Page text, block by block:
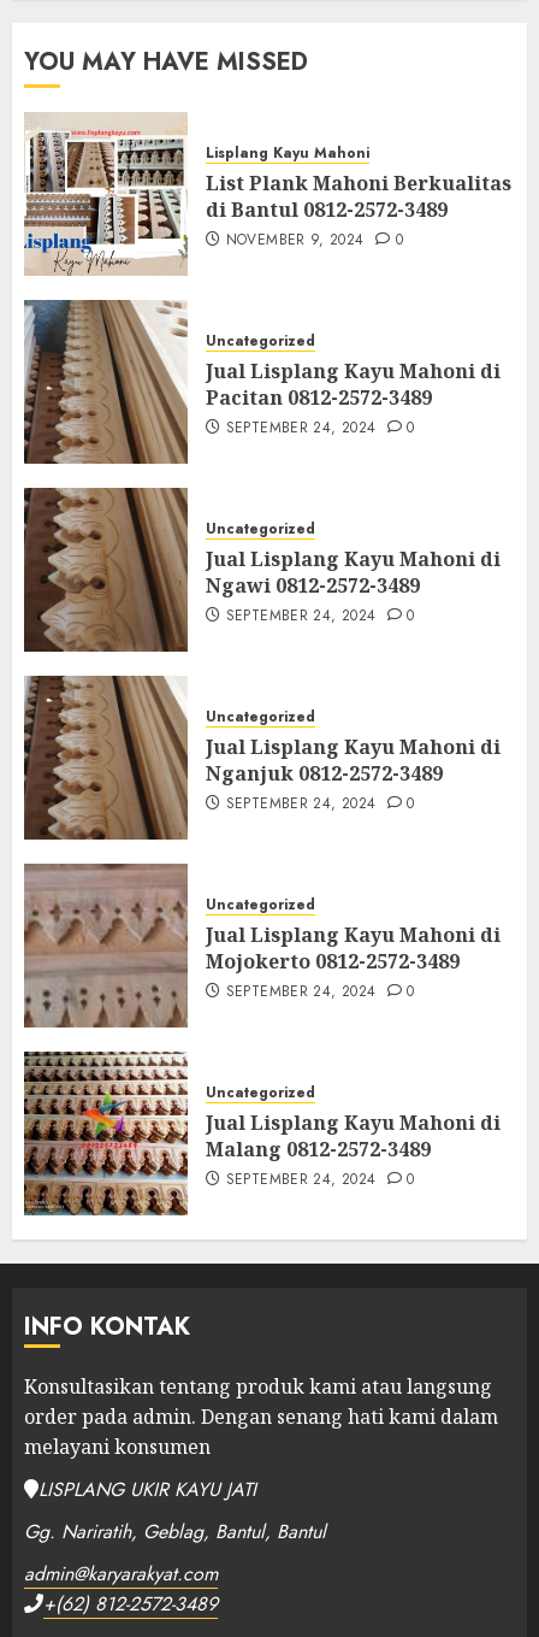
YOU MAY HAVE MISSED
Lisplang Kayu Mahoni
List Plank Mahoni Berkualitas
di Bantul 0812-2572-3489
NOVEMBER 9, 2024 0
Uncategorized
Jual Lisplang Kayu Mahoni di
Pacitan 0812-2572-3489
SEPTEMBER 24, 2024 0
Uncategorized
Jual Lisplang Kayu Mahoni di
Ngawi 0812-2572-3489
SEPTEMBER 24, 2024 0
Uncategorized
Jual Lisplang Kayu Mahoni di
Nganjuk 0812-2572-3489
SEPTEMBER 24, 2024 0
Uncategorized
Jual Lisplang Kayu Mahoni di
Mojokerto 0812-2572-3489
SEPTEMBER 24, 2024 0
Uncategorized
Jual Lisplang Kayu Mahoni di
Malang 0812-2572-3489
SEPTEMBER 24, 2024 0
INFO KONTAK
Konsultasikan tentang produk kami atau langsung
order pada admin. Dengan senang hati kami dalam
melayani konsumen
LISPLANG UKIR KAYU JATI
Gg. Nariratih, Geblag, Bantul, Bantul
admin@karyarakyat.com
+(62) 812-2572-3489